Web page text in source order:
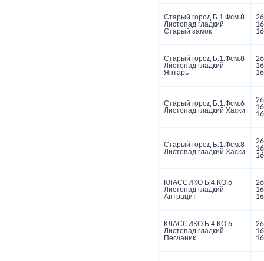
Старый город Б.1.Фсм.8
Листопад гладкий
Старый замок
Старый город Б.1.Фсм.8
Листопад гладкий
Янтарь
Старый город Б.1.Фсм.6
Листопад гладкий Хаски
Старый город Б.1.Фсм.8
Листопад гладкий Хаски
КЛАССИКО Б.4.КО.6
Листопад гладкий
Антрацит
КЛАССИКО Б.4.КО.6
Листопад гладкий
Песчаник